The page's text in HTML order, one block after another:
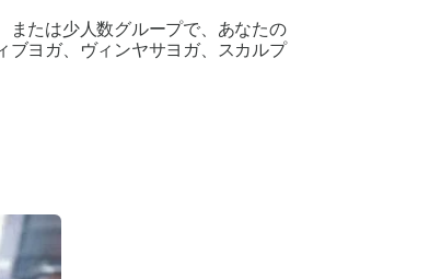
または少人数グループで、あなたの
ブヨガ、ヴィンヤサヨガ、スカルプ